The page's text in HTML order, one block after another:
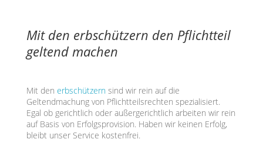
Mit den erbschützern den Pflichtteil
geltend machen
Mit den erbschützernsind wir rein auf die
Geltendmachung von Pflichtteilsrechten spezialisiert.
Egal ob gerichtlich oder außergerichtlich arbeiten wir rein
auf Basis von Erfolgsprovision. Haben wir keinen Erfolg,
bleibt unser Service kostenfrei.